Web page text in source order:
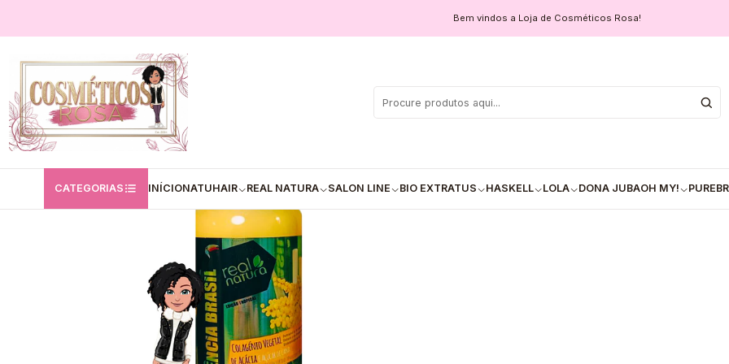
CATEGORIAS INÍCIONATUHAIR REAL NATURA SALON LINE BIO EXTRATUS HASKELL LOLA DONA JUBAOH MY!
Bem vindos a Loja de Cosméticos Rosa!
💚 Real Natura:Condicionador Colágeno Vegetal de Acácia e Açúcar de Cana - 500ml
💚 Real
Vegetal de